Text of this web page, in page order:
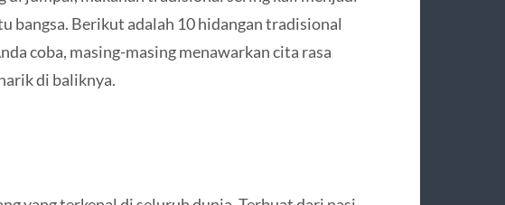
bangsa. Berikut adalah 10 hidangan tradisional
coba, masing-masing menawarkan cita rasa
di baliknya.